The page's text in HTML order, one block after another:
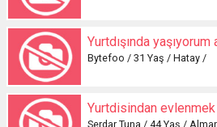
Yurtdışında
Bytefoo / 31 Yaş / Hatay /
Serdar Tuna / 44 Yaş /